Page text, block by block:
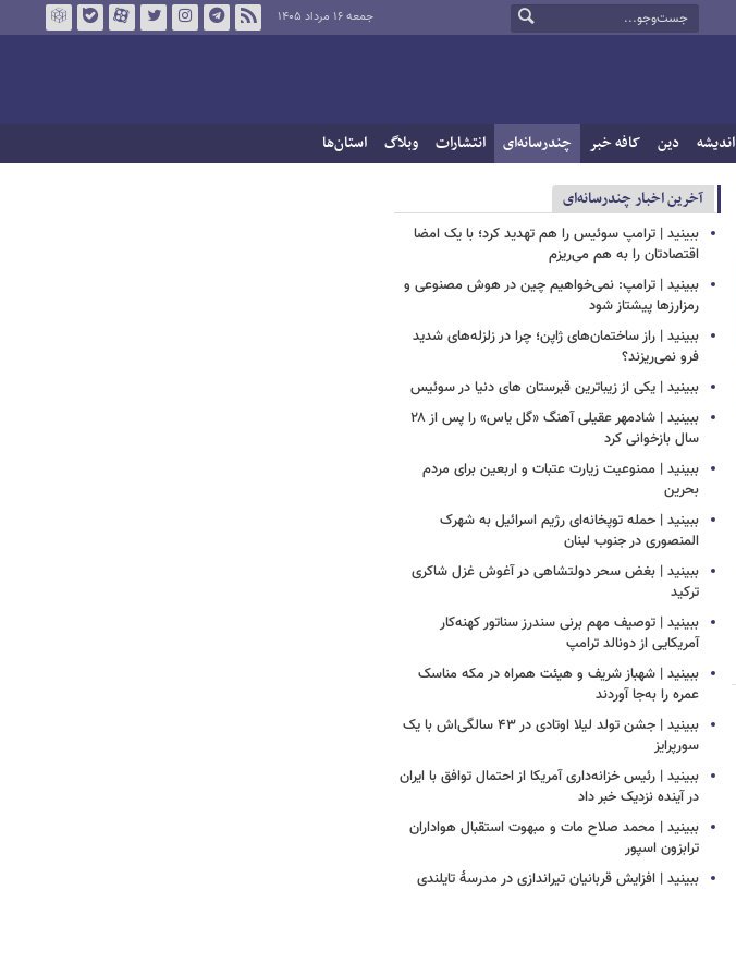
جمعه ۱۶ مرداد ۱۴۰۵
اندیشه دین کافه خبر چندرسانه‌ای انتشارات وبلاگ استان‌ها
آخرین اخبار چندرسانه‌ای
ببینید | ترامپ سوئیس را هم تهدید کرد؛ با یک امضا
اقتصادتان را به هم می‌ریزم
ببینید | ترامپ: نمی‌خواهیم چین در هوش مصنوعی و
رمزارزها پیشتاز شود
ببینید | راز ساختمان‌های ژاپن؛ چرا در زلزله‌های شدید
فرو نمی‌ریزند؟
ببینید | یکی از زیباترین قبرستان های دنیا در سوئیس
ببینید | شادمهر عقیلی آهنگ «گل یاس» را پس از ۲۸
سال بازخوانی کرد
ببینید | ممنوعیت زیارت عتبات و اربعین برای مردم
بحرین
ببینید | حمله توپخانه‌ای رژیم اسرائیل به شهرک
المنصوری در جنوب لبنان
ببینید | بغض سحر دولتشاهی در آغوش غزل شاکری
ترکید
ببینید | توصیف مهم برنی سندرز سناتور کهنه‌کار
آمریکایی از دونالد ترامپ
ببینید | شهباز شریف و هیئت همراه در مکه مناسک
عمره را به‌جا آوردند
ببینید | جشن تولد لیلا اوتادی در ۴۳ سالگی‌اش با یک
سورپرایز
ببینید | رئیس خزانه‌داری آمریکا از احتمال توافق با ایران
در آینده نزدیک خبر داد
ببینید | محمد صلاح مات و مبهوت استقبال هواداران
ترابزون اسپور
ببینید | افزایش قربانیان تیراندازی در مدرسۀ تایلندی